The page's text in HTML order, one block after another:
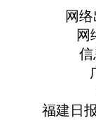
网
网
信
福建日